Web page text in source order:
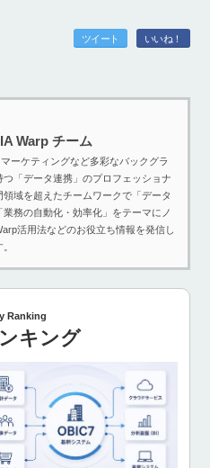
ツイート いいね！
Warp チーム
マーケティングなど多彩なバックグラ
つ「データ連携」のプロフェッショナ
領域を超えたチームワークで「データ
業務の自動化・効率化」をテーマにノ
活用法などのお役立ち情報を発信し
Ranking
キング